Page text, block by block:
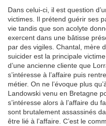
Dans celui-ci, il est question
victimes. Il prétend guérir ses
vie tandis que son acolyte
exercent dans une bâtisse
par des vigiles. Chantal, mère
suicider est la principale
d’une ancienne cliente que
s’intéresse à l’affaire puis
métier. On ne l’évoque plus
Landowski venu en Bretagne
s’intéresse alors à l’affaire du
sont brutalement assassinés
être lié à l’affaire. C’est le